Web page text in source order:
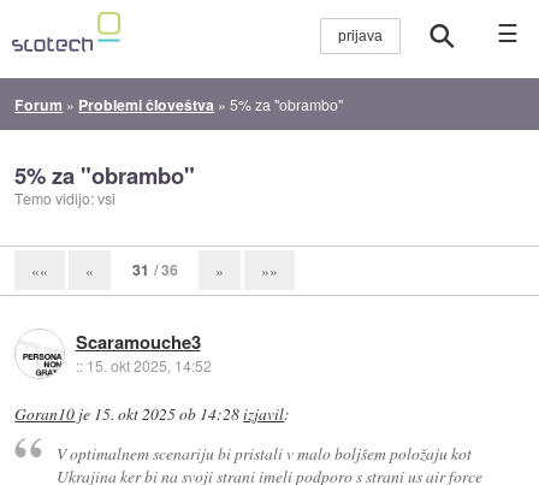
☰
Forum » Problemi človeštva »5% za "obrambo"
5% za "obrambo"
Temo vidijo: vsi
«« « 31 / 36 » »»
Scaramouche3
:: 15. okt 2025, 14:52
Goran10 je 15. okt 2025 ob 14:28izjavil:
V optimalnem scenariju bi pristali v malo boljšem položaju kot
Ukrajina ker bi na svoji strani imeli podporo s strani us air force